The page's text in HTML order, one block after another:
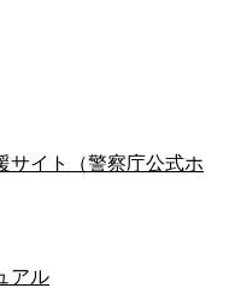
サイト（警察庁公式ホ
アル